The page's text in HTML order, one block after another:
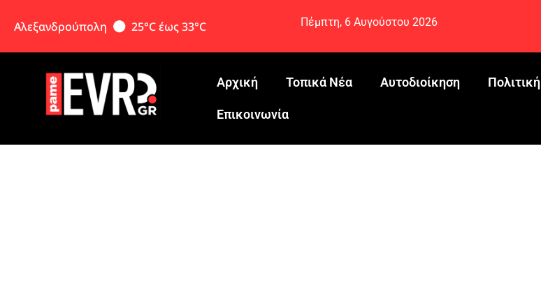
Αλεξανδρούπολη 25°C έως 33°C Πέμπτη, 6 Αυγούστου 2026
Αρχική Τοπικά Νέα Αυτοδιοίκηση Πολιτική
Eπικοινωνία